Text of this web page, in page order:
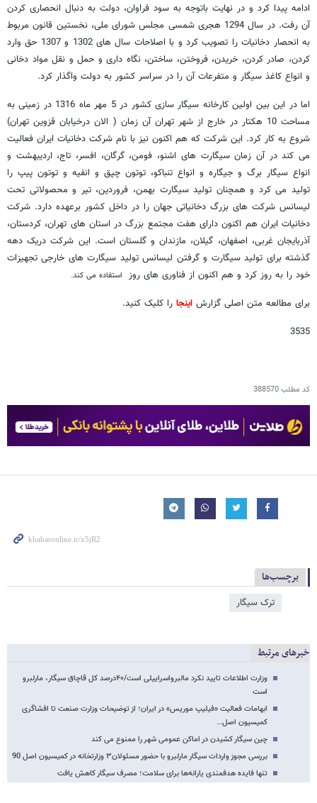
ادامه پیدا کرد و در نهایت باتوجه به سود فراوان، دولت به دنبال انحصاری کردن
آن رفت. در سال 1294 هجری شمسی مجلس شورای ملی، نخستین قانون مربوط
به انحصار دخانیات را تصویب کرد و با اصلاحات سال های 1302 و 1307 حق وارد
کردن، صادر کردن، خریدن، فروختن، ساختن، نگاه داری و حمل و نقل مواد دخانی
و انواع کاغذ سیگار و متفرعات آن را در سراسر کشور به دولت واگذار کرد.
اما در این بین اولین کارخانه سیگار سازی کشور در 5 مهر ماه 1316 در زمینی به
مساحت 10 هکتار در خارج از شهر تهران آن زمان ( الان درخیابان قزوین تهران)
شروع به کار کرد. این شرکت که هم اکنون نیز با نام شرکت دخانیات ایران فعالیت
می کند در آن زمان سیگارت های اشنو، فومن، گرگان، افسر، تاج، اردیبهشت و
انواع سیگار برگ و جیگاره و انواع تنباکو، توتون چپق و انفیه و توتون پیپ را
تولید می کرد و همچنان تولید سیگارت بهمن، فروردین، تیر و محصولاتی تحت
لیسانس شرکت های بزرگ دخانیاتی جهان را در داخل کشور برعهده دارد. شرکت
دخانیات ایران هم اکنون دارای هفت مجتمع بزرگ در استان های تهران، کردستان،
آذربایجان غربی، اصفهان، گیلان، مازندان و گلستان است. این شرکت دریک دهه
گذشته برای تولید سیگارت و گرفتن لیسانس تولید سیگارت های خارجی تجهیزات
خود را به روز کرد و هم اکنون از فناوری های روز
استفاده می کند.
برای مطالعه متن اصلی گزارش اینجا را کلیک کنید.
3535
کد مطلب388570
برچسب‌ها
ترک سیگار
خبرهای مرتبط
وزارت اطلاعات تایید نکرد مالبرواسراییلی است/۴۰درصد کل قاچاق سیگار، مارلبرو
است
ابهامات فعالیت «فیلیپ موریس» در ایران؛ از توضیحات وزارت صنعت تا افشاگری
کمیسیون اصل…
چین سیگار کشیدن در اماکن عمومی شهر را ممنوع می کند
بررسی مجوز واردات سیگار مارلبرو با حضور مسئولان۳ وزارتخانه در کمیسیون اصل 90
تنها فایده هدفمندی یارانه‌ها برای سلامت؛ مصرف سیگار کاهش یافت